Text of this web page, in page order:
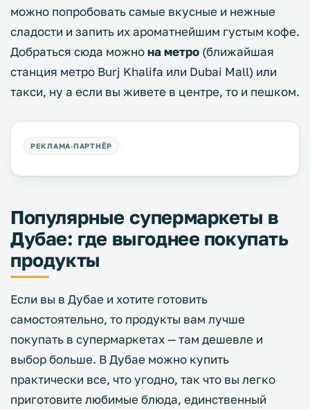
можно попробовать самые вкусные и нежные
сладости и запить их ароматнейшим густым кофе.
Добраться сюда можнона метро (ближайшая
станция метро Burj Khalifa или Dubai Mall) или
такси, ну а если вы живете в центре, то и пешком.
Популярные супермаркеты в
Дубае: где выгоднее покупать
продукты
Если вы в Дубае и хотите готовить
самостоятельно, то продукты вам лучше
покупать в супермаркетах — там дешевле и
выбор больше. В Дубае можно купить
практически все, что угодно, так что вы легко
приготовите любимые блюда, единственный